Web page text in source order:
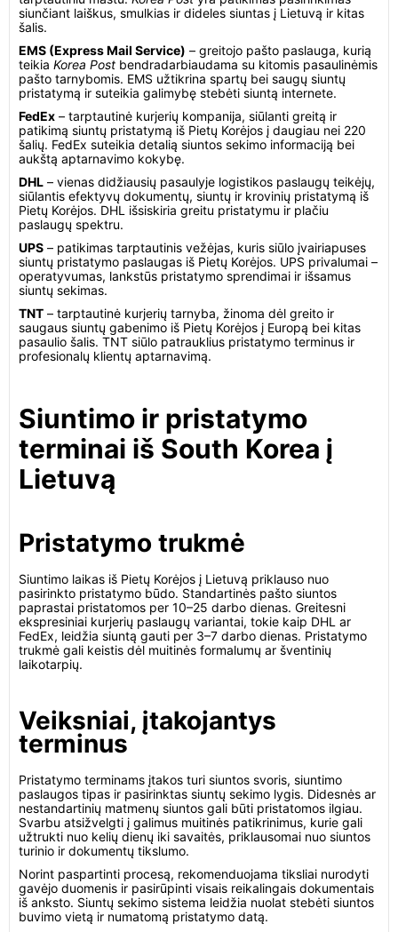
siunčiant laiškus, smulkias ir dideles siuntas į Lietuvą ir kitas
šalis.
EMS (Express Mail Service) – greitojo pašto paslauga, kurią
teikia Korea Post bendradarbiaudama su kitomis pasaulinėmis
pašto tarnybomis. EMS užtikrina spartų bei saugų siuntų
pristatymą ir suteikia galimybę stebėti siuntą internete.
FedEx – tarptautinė kurjerių kompanija, siūlanti greitą ir
patikimą siuntų pristatymą iš Pietų Korėjos į daugiau nei 220
šalių. FedEx suteikia detalią siuntos sekimo informaciją bei
aukštą aptarnavimo kokybę.
DHL – vienas didžiausių pasaulyje logistikos paslaugų teikėjų,
siūlantis efektyvų dokumentų, siuntų ir krovinių pristatymą iš
Pietų Korėjos. DHL išsiskiria greitu pristatymu ir plačiu
paslaugų spektru.
UPS – patikimas tarptautinis vežėjas, kuris siūlo įvairiapuses
siuntų pristatymo paslaugas iš Pietų Korėjos. UPS privalumai –
operatyvumas, lankstūs pristatymo sprendimai ir išsamus
siuntų sekimas.
TNT – tarptautinė kurjerių tarnyba, žinoma dėl greito ir
saugaus siuntų gabenimo iš Pietų Korėjos į Europą bei kitas
pasaulio šalis. TNT siūlo patrauklius pristatymo terminus ir
profesionalų klientų aptarnavimą.
Siuntimo ir pristatymo
terminai iš South Korea į
Lietuvą
Pristatymo trukmė
Siuntimo laikas iš Pietų Korėjos į Lietuvą priklauso nuo
pasirinkto pristatymo būdo. Standartinės pašto siuntos
paprastai pristatomos per 10–25 darbo dienas. Greitesni
ekspresiniai kurjerių paslaugų variantai, tokie kaip DHL ar
FedEx, leidžia siuntą gauti per 3–7 darbo dienas. Pristatymo
trukmė gali keistis dėl muitinės formalumų ar šventinių
laikotarpių.
Veiksniai, įtakojantys
terminus
Pristatymo terminams įtakos turi siuntos svoris, siuntimo
paslaugos tipas ir pasirinktas siuntų sekimo lygis. Didesnės ar
nestandartinių matmenų siuntos gali būti pristatomos ilgiau.
Svarbu atsižvelgti į galimus muitinės patikrinimus, kurie gali
užtrukti nuo kelių dienų iki savaitės, priklausomai nuo siuntos
turinio ir dokumentų tikslumo.
Norint paspartinti procesą, rekomenduojama tiksliai nurodyti
gavėjo duomenis ir pasirūpinti visais reikalingais dokumentais
iš anksto. Siuntų sekimo sistema leidžia nuolat stebėti siuntos
buvimo vietą ir numatomą pristatymo datą.